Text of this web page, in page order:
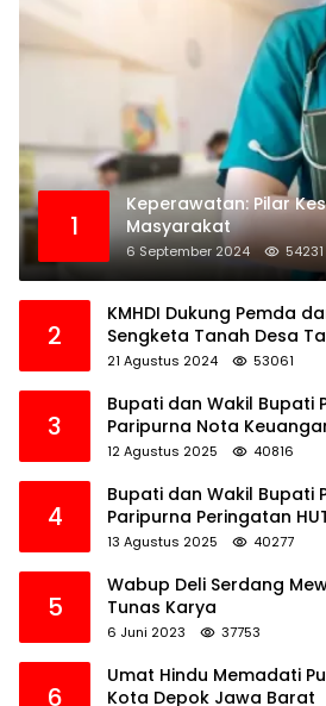
1
Keperawatan: Pilar
Masyarakat
6 September 2024 54231
2
KMHDI Dukung Pemda
Sengketa Tanah Desa
21 Agustus 2024 53061
3
Bupati dan Wakil Bupati
Paripurna Nota
Perubahan TA 2025
12 Agustus 2025 40816
4
Bupati dan Wakil Bupati
Paripurna Peringatan
13 Agustus 2025 40277
5
Wabup Deli Serdang
Tunas Karya
6 Juni 2023 37753
6
Umat Hindu Memadati
Kota Depok Jawa Barat